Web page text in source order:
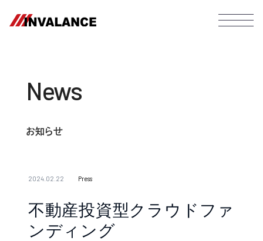
News
お知らせ
2024.02.22 Press
不動産投資型クラウドファ
ンディング